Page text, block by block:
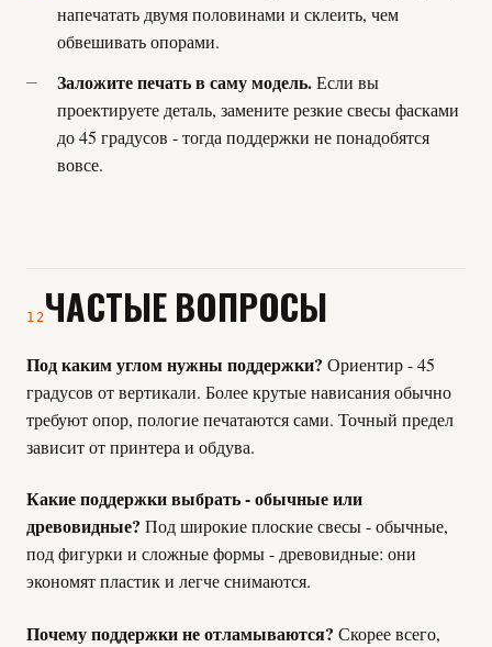
напечатать двумя половинами и склеить, чем
обвешивать опорами.
Заложите печать в саму модель.Если вы
проектируете деталь, замените резкие свесы фасками
до 45 градусов - тогда поддержки не понадобятся
вовсе.
12ЧАСТЫЕ ВОПРОСЫ
Под каким углом нужны поддержки? Ориентир - 45
градусов от вертикали. Более крутые нависания обычно
требуют опор, пологие печатаются сами. Точный предел
зависит от принтера и обдува.
Какие поддержки выбрать - обычные или
древовидные? Под широкие плоские свесы - обычные,
под фигурки и сложные формы - древовидные: они
экономят пластик и легче снимаются.
Почему поддержки не отламываются? Скорее всего,